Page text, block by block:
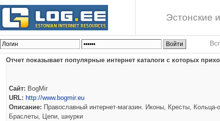
Эстонские
Отчет показывает популярные интернет каталоги с которых
Сайт: BogMir
URL: http://www.bogmir.eu
Описание: Православный интернет-магазин. Иконы, Кресты, Кольца-
Браслеты, Цепи, шнурки